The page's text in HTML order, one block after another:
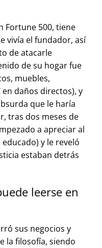
Fortune 500, tiene
vivía el fundador, así
de atacarle
de su hogar fue
muebles,
daños directos), y
que le haría
tras dos meses de
a apreciar al
y le reveló
estaban detrás
leerse en
sus negocios y
la filosofía, siendo